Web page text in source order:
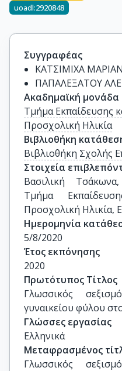
uoadl:2920848
Συγγραφέας
ΚΑΤΣΙΜΙΧΑ
ΠΑΠΑΛΕΞΑΤΟΥ
Ακαδημαϊκή μονάδα
Τμήμα Εκπαίδευσης
Προσχολική Ηλικία
Βιβλιοθήκη
Βιβλιοθήκη Σχολής
Στοιχεία
Βασιλική
Τμήμα
Προσχολική Ηλικία,
Ημερομηνία
5/8/2020
Έτος εκπόνησης
2020
Πρωτότυπος Τίτλος
Γλωσσικός
γυναικείου φύλου
Γλώσσες εργασίας
Ελληνικά
Μεταφρασμένος
Γλωσσικός